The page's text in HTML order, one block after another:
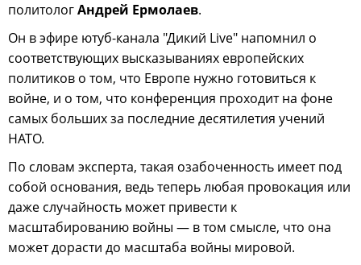
политологАндрей Ермолаев.
Он в эфире ютуб-канала "Дикий Live" напомнил о
соответствующих высказываниях европейских
политиков о том, что Европе нужно готовиться к
войне, и о том, что конференция проходит на фоне
самых больших за последние десятилетия учений
НАТО.
По словам эксперта, такая озабоченность имеет под
собой основания, ведь теперь любая провокация или
даже случайность может привести к
масштабированию войны — в том смысле, что она
может дорасти до масштаба войны мировой.